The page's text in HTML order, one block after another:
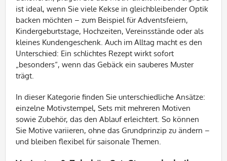
ist ideal, wenn Sie viele Kekse in gleichbleibender Optik
backen möchten – zum Beispiel für Adventsfeiern,
Kindergeburtstage, Hochzeiten, Vereinsstände oder als
kleines Kundengeschenk. Auch im Alltag macht es den
Unterschied: Ein schlichtes Rezept wirkt sofort
„besonders“, wenn das Gebäck ein sauberes Muster
trägt.
In dieser Kategorie finden Sie unterschiedliche Ansätze:
einzelne Motivstempel, Sets mit mehreren Motiven
sowie Zubehör, das den Ablauf erleichtert. So können
Sie Motive variieren, ohne das Grundprinzip zu ändern –
und bleiben flexibel für saisonale Themen.